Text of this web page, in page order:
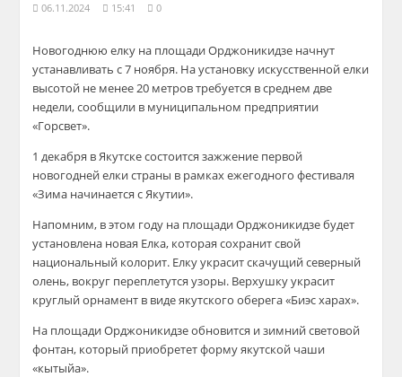
06.11.2024 15:41 0
Новогоднюю елку на площади Орджоникидзе начнут
устанавливать с 7 ноября. На установку искусственной елки
высотой не менее 20 метров требуется в среднем две
недели, сообщили в муниципальном предприятии
«Горсвет».
1 декабря в Якутске состоится зажжение первой
новогодней елки страны в рамках ежегодного фестиваля
«Зима начинается с Якутии».
Напомним, в этом году на площади Орджоникидзе будет
установлена новая Елка, которая сохранит свой
национальный колорит. Елку украсит скачущий северный
олень, вокруг переплетутся узоры. Верхушку украсит
круглый орнамент в виде якутского оберега «Биэс харах».
На площади Орджоникидзе обновится и зимний световой
фонтан, который приобретет форму якутской чаши
«кытыйа».